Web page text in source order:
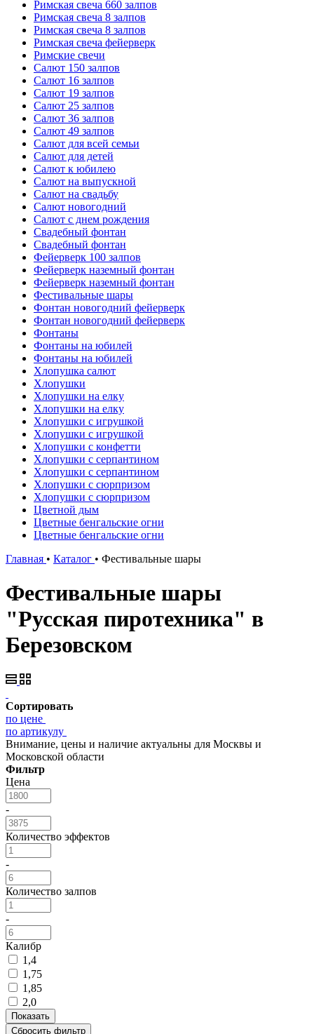
Римская свеча 660 залпов
Римская свеча 8 залпов
Римская свеча 8 залпов
Римская свеча фейерверк
Римские свечи
Салют 150 залпов
Салют 16 залпов
Салют 19 залпов
Салют 25 залпов
Салют 36 залпов
Салют 49 залпов
Салют для всей семьи
Салют для детей
Салют к юбилею
Салют на выпускной
Салют на свадьбу
Салют новогодний
Салют с днем рождения
Свадебный фонтан
Свадебный фонтан
Фейерверк 100 залпов
Фейерверк наземный фонтан
Фейерверк наземный фонтан
Фестивальные шары
Фонтан новогодний фейерверк
Фонтан новогодний фейерверк
Фонтаны
Фонтаны на юбилей
Фонтаны на юбилей
Хлопушка салют
Хлопушки
Хлопушки на елку
Хлопушки на елку
Хлопушки с игрушкой
Хлопушки с игрушкой
Хлопушки с конфетти
Хлопушки с серпантином
Хлопушки с серпантином
Хлопушки с сюрпризом
Хлопушки с сюрпризом
Цветной дым
Цветные бенгальские огни
Цветные бенгальские огни
Главная • Каталог • Фестивальные шары
Фестивальные шары
"Русская пиротехника" в
Березовском
Сортировать
по цене
по артикулу
Внимание, цены и наличие актуальны для Москвы и
Московской области
Фильтр
Цена
-
Количество эффектов
-
Количество залпов
-
Калибр
1,4
1,75
1,85
2,0